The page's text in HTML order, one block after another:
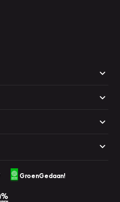
GroenGedaan!